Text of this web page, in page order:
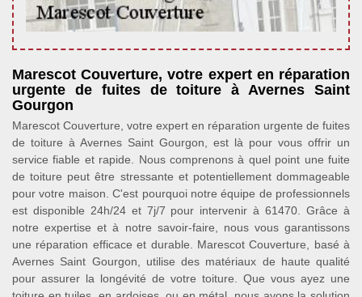
Marescot Couverture, votre expert en réparation
urgente de fuites de toiture à Avernes Saint
Gourgon
Marescot Couverture, votre expert en réparation urgente de fuites
de toiture à Avernes Saint Gourgon, est là pour vous offrir un
service fiable et rapide. Nous comprenons à quel point une fuite
de toiture peut être stressante et potentiellement dommageable
pour votre maison. C'est pourquoi notre équipe de professionnels
est disponible 24h/24 et 7j/7 pour intervenir à 61470. Grâce à
notre expertise et à notre savoir-faire, nous vous garantissons
une réparation efficace et durable. Marescot Couverture, basé à
Avernes Saint Gourgon, utilise des matériaux de haute qualité
pour assurer la longévité de votre toiture. Que vous ayez une